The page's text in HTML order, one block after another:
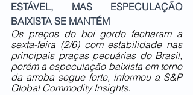
ESTÁVEL, MAS ESPECULAÇÃO
BAIXISTA SE MANTÉM
Os preços do boi gordo fecharam a
sexta-feira (2/6) com estabilidade nas
principais praças pecuárias do Brasil,
porém a especulação baixista em torno
da arroba segue forte, informou a S&P
Global Commodity Insights.